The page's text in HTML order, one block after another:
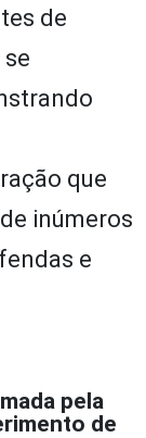
de
que
inúmeros
e
pela
de